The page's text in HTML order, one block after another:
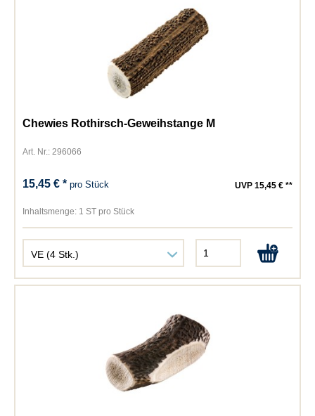
Chewies Rothirsch-Geweihstange M
Art. Nr.: 296066
15,45 € *pro Stück UVP 15,45 € **
Inhaltsmenge: 1 ST pro Stück